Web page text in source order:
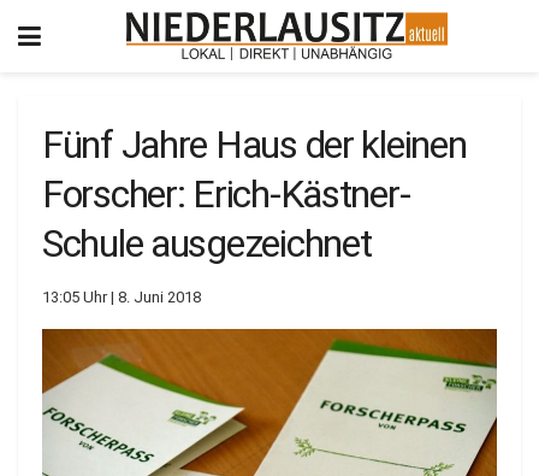
Fünf Jahre Haus der kleinen
Forscher: Erich-Kästner-
Schule ausgezeichnet
13:05 Uhr | 8. Juni 2018